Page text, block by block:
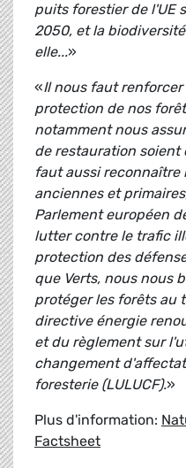
puits forestier de l'UE
2050, et la
elle...»
«Il nous faut
protection de nos
notamment nous
de restauration soient
faut aussi reconnaître
anciennes et
Parlement européen
lutter contre le trafic
protection des
que Verts, nous nous
protéger les forêts au
directive énergie
et du règlement sur
changement
foresterie (LULUCF).»
Plus d'information:
Factsheet